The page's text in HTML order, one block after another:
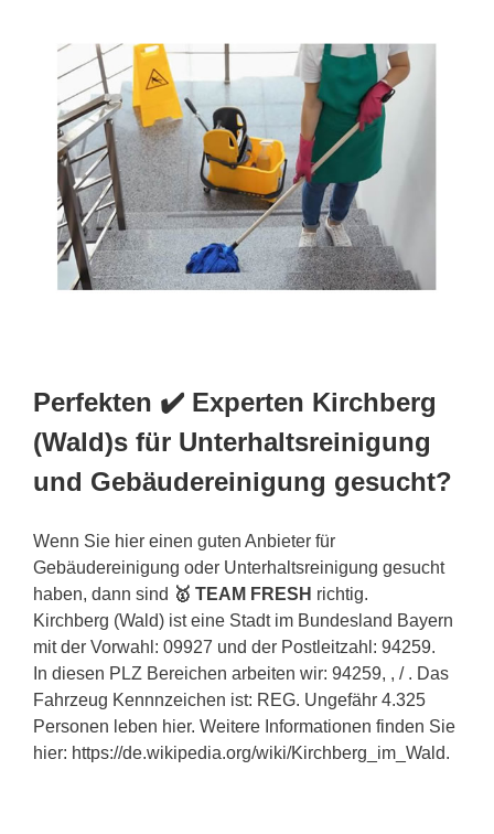
Perfekten ✔️ Experten Kirchberg
(Wald)s für Unterhaltsreinigung
und Gebäudereinigung gesucht?
Wenn Sie hier einen guten Anbieter für
Gebäudereinigung oder Unterhaltsreinigung gesucht
haben, dann sind 🥇 TEAM FRESH richtig.
Kirchberg (Wald) ist eine Stadt im Bundesland Bayern
mit der Vorwahl: 09927 und der Postleitzahl: 94259.
In diesen PLZ Bereichen arbeiten wir: 94259, , / . Das
Fahrzeug Kennnzeichen ist: REG. Ungefähr 4.325
Personen leben hier. Weitere Informationen finden Sie
hier: https://de.wikipedia.org/wiki/Kirchberg_im_Wald.